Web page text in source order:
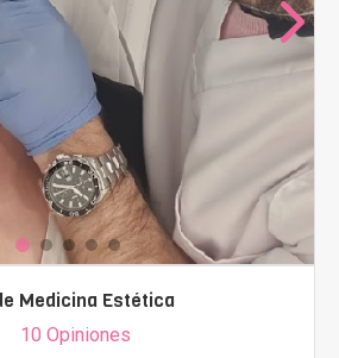
Medicina Estética
10 Opiniones